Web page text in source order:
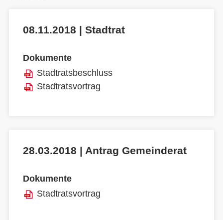
08.11.2018 | Stadtrat
Dokumente
Stadtratsbeschluss
Stadtratsvortrag
28.03.2018 | Antrag Gemeinderat
Dokumente
Stadtratsvortrag